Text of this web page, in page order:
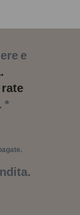
e
rate
*